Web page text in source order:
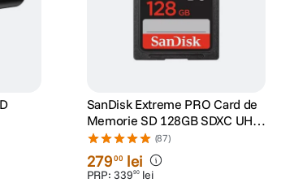
SanDisk Extreme PRO Card de
Memorie SD 128GB SDXC UHS-
I Class 10 U3 V30 + 2 Ani
RescuePRO Deluxe
(87)
27900 lei
PRP: 33990 lei